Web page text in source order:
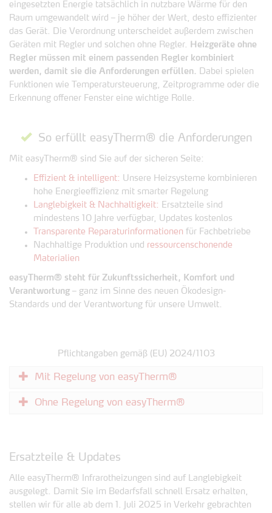
eingesetzten Energie tatsächlich in nutzbare Wärme für den
Raum umgewandelt wird – je höher der Wert, desto effizienter
das Gerät. Die Verordnung unterscheidet außerdem zwischen
Geräten mit Regler und solchen ohne Regler.
Heizgeräte ohne
Regler müssen mit einem passenden Regler kombiniert
werden, damit sie die Anforderungen erfüllen.
Dabei spielen
Funktionen wie Temperatursteuerung, Zeitprogramme oder die
Erkennung offener Fenster eine wichtige Rolle.
So erfüllt easyTherm® die Anforderungen
Mit easyTherm® sind Sie auf der sicheren Seite:
Effizient & intelligent: Unsere Heizsysteme kombinieren
hohe Energieeffizienz mit smarter Regelung
Langlebigkeit & Nachhaltigkeit:
Ersatzteile sind
mindestens 10 Jahre verfügbar, Updates kostenlos
Transparente Reparaturinformationen für Fachbetriebe
Nachhaltige Produktion und ressourcenschonende
Materialien
easyTherm® steht für Zukunftssicherheit, Komfort und
Verantwortung – ganz im Sinne des neuen Ökodesign-
Standards und der Verantwortung für unsere Umwelt.
Pflichtangaben gemäß (EU) 2024/1103
Mit Regelung von easyTherm®
Ohne Regelung von easyTherm®
Ersatzteile & Updates
Alle easyTherm® Infrarotheizungen sind auf Langlebigkeit
ausgelegt. Damit Sie im Bedarfsfall schnell Ersatz erhalten,
stellen wir für alle ab dem 1. Juli 2025 in Verkehr gebrachten